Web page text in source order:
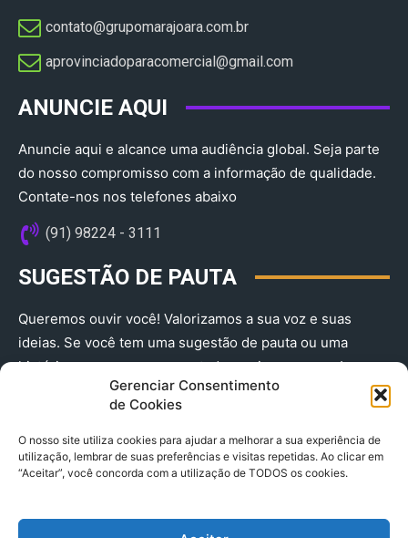
Gerenciar Consentimento
de Cookies
O nosso site utiliza cookies para ajudar a melhorar a sua experiência de
utilização, lembrar de suas preferências e visitas repetidas. Ao clicar em
“Aceitar”, você concorda com a utilização de TODOS os cookies.
contato@grupomarajoara.com.br
aprovinciadoparacomercial@gmail.com​
ANUNCIE AQUI
Anuncie aqui e alcance uma audiência global. Seja parte
do nosso compromisso com a informação de qualidade.
Contate-nos nos telefones abaixo
(91) 98224 - 3111
SUGESTÃO DE PAUTA
Queremos ouvir você! Valorizamos a sua voz e suas
ideias. Se você tem uma sugestão de pauta ou uma
história que merece ser contada, envie-nos agora!
(91) 98224 - 3111